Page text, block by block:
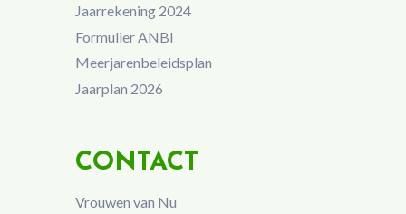
Jaarrekening 2024
Formulier ANBI
Meerjarenbeleidsplan
Jaarplan 2026
CONTACT
Vrouwen van Nu